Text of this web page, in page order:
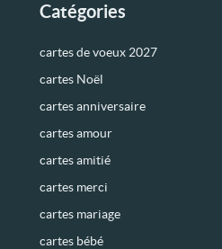
Catégories
cartes de voeux 2027
cartes Noël
cartes anniversaire
cartes amour
cartes amitié
cartes merci
cartes mariage
cartes bébé